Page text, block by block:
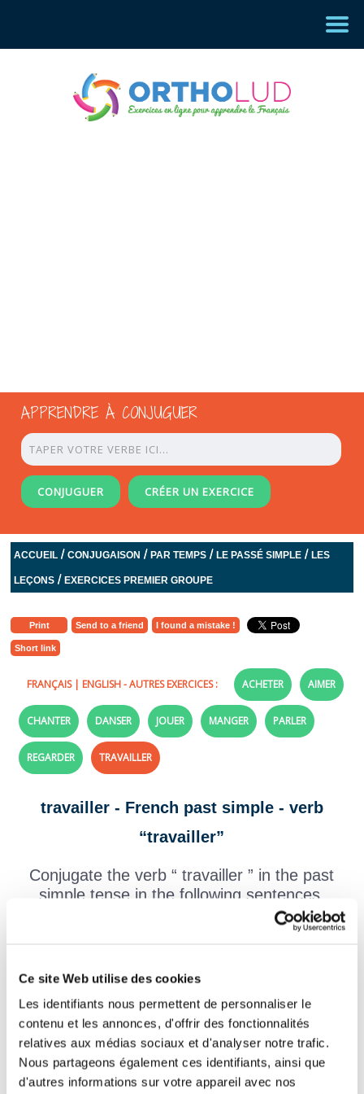
Ce site Web utilise des cookies
Les identifiants nous permettent de personnaliser le
contenu et les annonces, d'offrir des fonctionnalités
relatives aux médias sociaux et d'analyser notre trafic.
Nous partageons également ces identifiants, ainsi que
d'autres informations sur votre appareil avec nos
APPRENDRE À CONJUGUER
CONJUGUER CRÉER UN EXERCICE
ACCUEIL /CONJUGAISON /PAR TEMPS /LE PASSÉ SIMPLE /LES
LEÇONS /EXERCICES PREMIER GROUPE
Print Send to a friend I found a mistake !
Short link
FRANÇAIS| ENGLISH- AUTRES EXERCICES : ACHETER AIMER
CHANTER DANSER JOUER MANGER PARLER
REGARDER TRAVAILLER
travailler - French past simple - verb
“travailler”
Conjugate the verb “ travailler ” in the past
simple tense in the following sentences.
Tu sur ton devoir de mathématiques à
la maison.
Nous pour terminer le projet avant la
date limite.
Les élèves en silence dans la classe.